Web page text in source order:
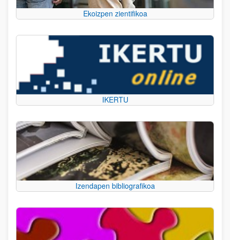
Ekoizpen zientifikoa
IKERTU
Izendapen bibliografikoa